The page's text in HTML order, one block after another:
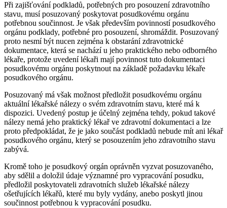
Při zajišťování podkladů, potřebných pro posouzení zdravotního
stavu, musí posuzovaný poskytovat posudkovému orgánu
potřebnou součinnost. Je však především povinností posudkového
orgánu podklady, potřebné pro posouzení, shromáždit. Posuzovaný
proto nesmí být nucen zejména k obstarání zdravotnické
dokumentace, která se nachází u jeho praktického nebo odborného
lékaře, protože uvedení lékaři mají povinnost tuto dokumentaci
posudkovému orgánu poskytnout na základě požadavku lékaře
posudkového orgánu.
Posuzovaný má však možnost předložit posudkovému orgánu
aktuální lékařské nálezy o svém zdravotním stavu, které má k
dispozici. Uvedený postup je účelný zejména tehdy, pokud takové
nálezy nemá jeho praktický lékař ve zdravotní dokumentaci a lze
proto předpokládat, že je jako součást podkladů nebude mít ani lékař
posudkového orgánu, který se posouzením jeho zdravotního stavu
zabývá.
Kromě toho je posudkový orgán oprávněn vyzvat posuzovaného,
aby sdělil a doložil údaje významné pro vypracování posudku,
předložil poskytovateli zdravotních služeb lékařské nálezy
ošetřujících lékařů, které mu byly vydány, anebo poskytl jinou
součinnost potřebnou k vypracování posudku.